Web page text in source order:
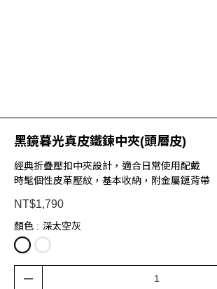
黑鏡暮光真皮鐵鍊中夾(頭層皮)
經典折疊壓扣中夾設計，適合日常使用配戴
時髦個性皮革壓紋，基本收納，附金屬鏈背帶
NT$1,790
顏色 : 深太空灰